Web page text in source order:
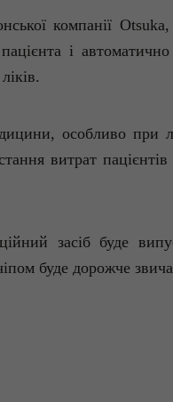
компанії Otsuka,
пацієнта і
ліків.
, особливо при
витрат пацієнтів
засіббуде
буде дорожче